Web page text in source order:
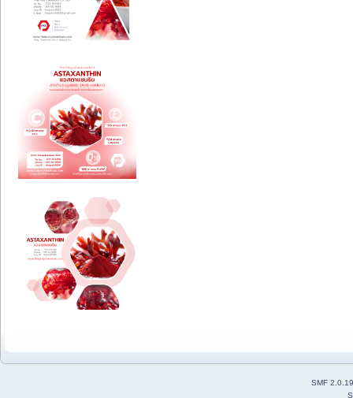
SMF 2.0.19